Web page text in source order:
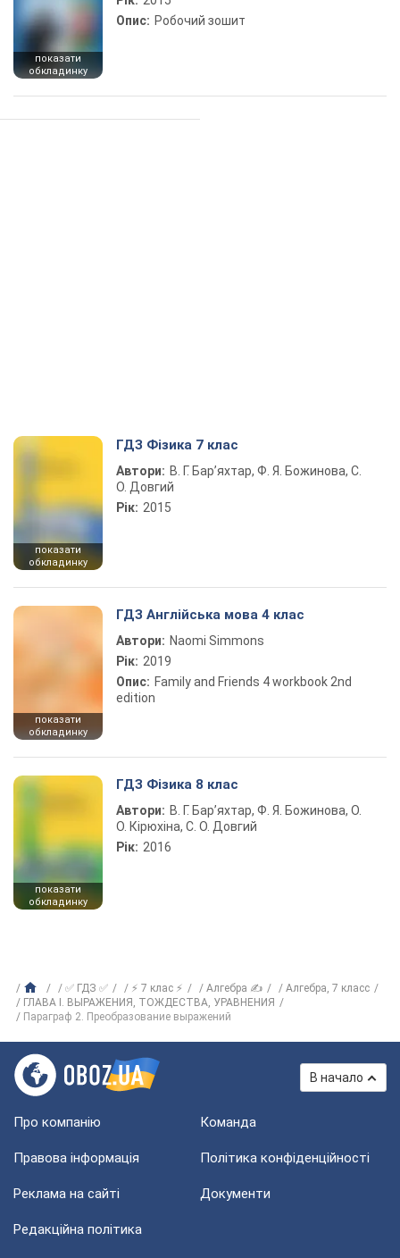
показати
обкладинку
Опис: Робочий зошит
показати
обкладинку
ГДЗ Фізика 7 клас
Автори: В. Г. Бар’яхтар, Ф. Я. Божинова, С.
О. Довгий
Рік: 2015
показати
обкладинку
ГДЗ Англійська мова 4 клас
Автори: Naomi Simmons
Рік: 2019
Опис: Family and Friends 4 workbook 2nd
edition
показати
обкладинку
ГДЗ Фізика 8 клас
Автори: В. Г. Бар’яхтар, Ф. Я. Божинова, О.
О. Кірюхіна, С. О. Довгий
Рік: 2016
✅ ГДЗ ✅ ⚡ 7 клас ⚡ Алгебра ✍
Алгебра, 7 класс
ГЛАВА I. ВЫРАЖЕНИЯ, ТОЖДЕСТВА, УРАВНЕНИЯ
Параграф 2. Преобразование выражений
В начало
Про компанію Команда
Правова інформація Політика конфіденційності
Реклама на сайті Документи
Редакційна політика